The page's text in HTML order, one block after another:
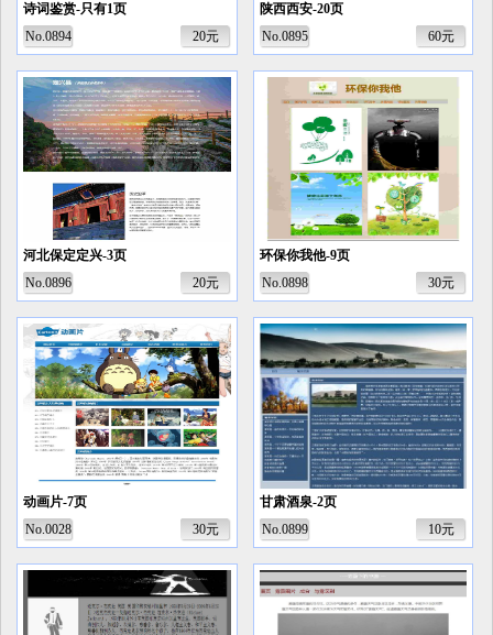
诗词鉴赏-只有1页
No.0894
20元
陕西西安-20页
No.0895
60元
河北保定定兴-3页
No.0896
20元
环保你我他-9页
No.0898
30元
动画片-7页
No.0028
30元
甘肃酒泉-2页
No.0899
10元